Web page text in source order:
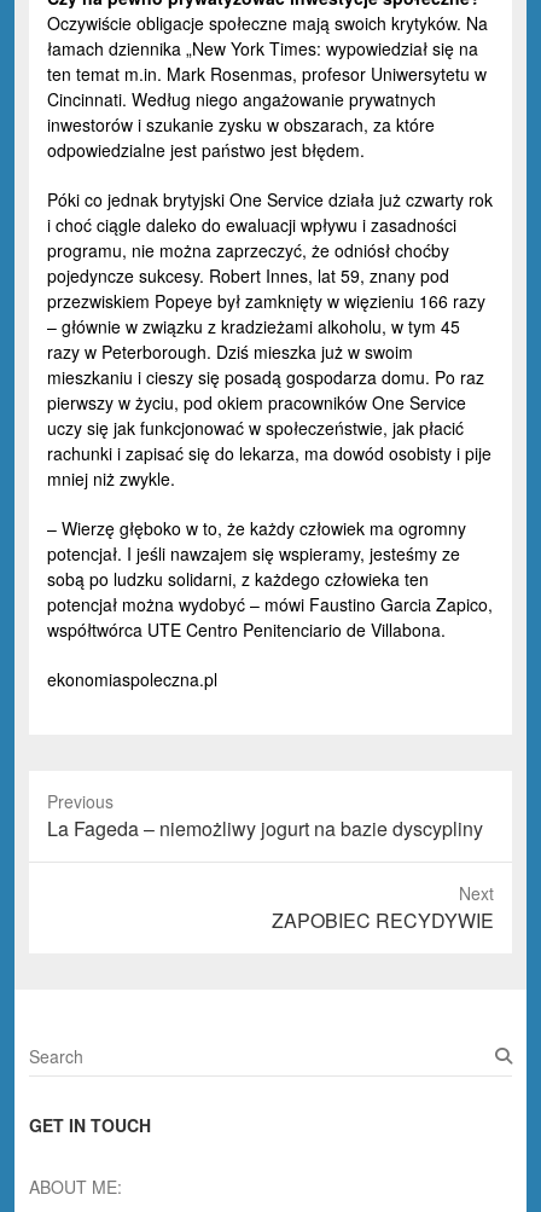
Oczywiście obligacje społeczne mają swoich krytyków. Na
łamach dziennika „New York Times: wypowiedział się na
ten temat m.in. Mark Rosenmas, profesor Uniwersytetu w
Cincinnati. Według niego angażowanie prywatnych
inwestorów i szukanie zysku w obszarach, za które
odpowiedzialne jest państwo jest błędem.
Póki co jednak brytyjski One Service działa już czwarty rok
i choć ciągle daleko do ewaluacji wpływu i zasadności
programu, nie można zaprzeczyć, że odniósł choćby
pojedyncze sukcesy. Robert Innes, lat 59, znany pod
przezwiskiem Popeye był zamknięty w więzieniu 166 razy
– głównie w związku z kradzieżami alkoholu, w tym 45
razy w Peterborough. Dziś mieszka już w swoim
mieszkaniu i cieszy się posadą gospodarza domu. Po raz
pierwszy w życiu, pod okiem pracowników One Service
uczy się jak funkcjonować w społeczeństwie, jak płacić
rachunki i zapisać się do lekarza, ma dowód osobisty i pije
mniej niż zwykle.
– Wierzę głęboko w to, że każdy człowiek ma ogromny
potencjał. I jeśli nawzajem się wspieramy, jesteśmy ze
sobą po ludzku solidarni, z każdego człowieka ten
potencjał można wydobyć – mówi Faustino Garcia Zapico,
współtwórca UTE Centro Penitenciario de Villabona.
ekonomiaspoleczna.pl
Previous
Previous
post:
La Fageda – niemożliwy jogurt na bazie dyscypliny
Next
ZAPOBIEC RECYDYWIE
S
e
r
h
GET IN TOUCH
ABOUT ME: